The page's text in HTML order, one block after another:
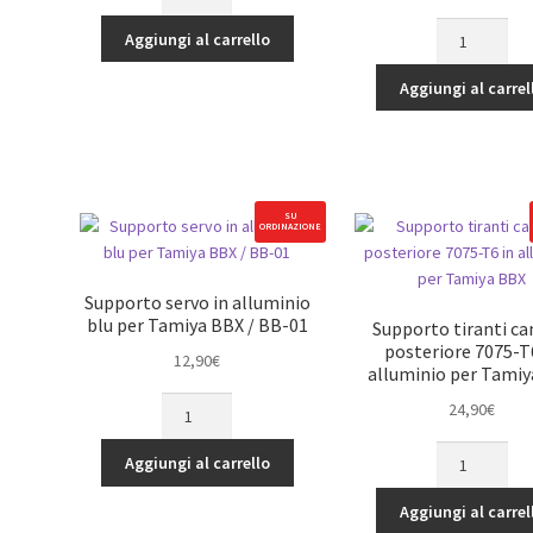
in
alluminio
BB-
01
quantità
Aggiungi al carrello
anteriori
in
BBX
/
BB-
quantità
Aggiungi al
SU
ORDINAZIONE
Supporto servo in alluminio
blu per Tamiya BBX / BB-01
12,90€
in
alluminio
Aggiungi al carrello
Supporto tiranti
posteriore 7075-
alluminio per
24,90€
camber
Aggiungi al